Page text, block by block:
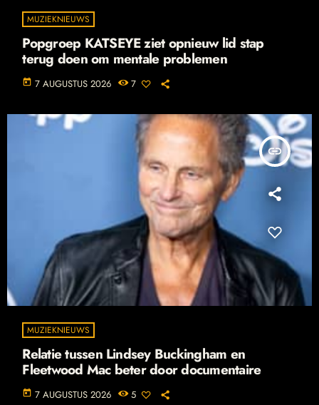
MUZIEKNIEUWS
Popgroep KATSEYE ziet opnieuw lid stap
terug doen om mentale problemen
today 7 AUGUSTUS 2026 7
insert_link
MUZIEKNIEUWS
Relatie tussen Lindsey Buckingham en
Fleetwood Mac beter door documentaire
today 7 AUGUSTUS 2026 5